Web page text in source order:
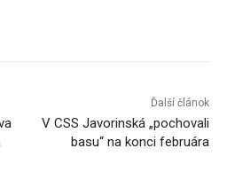
Ďalší článok
V CSS Javorinská „pochovali
basu“ na konci februára